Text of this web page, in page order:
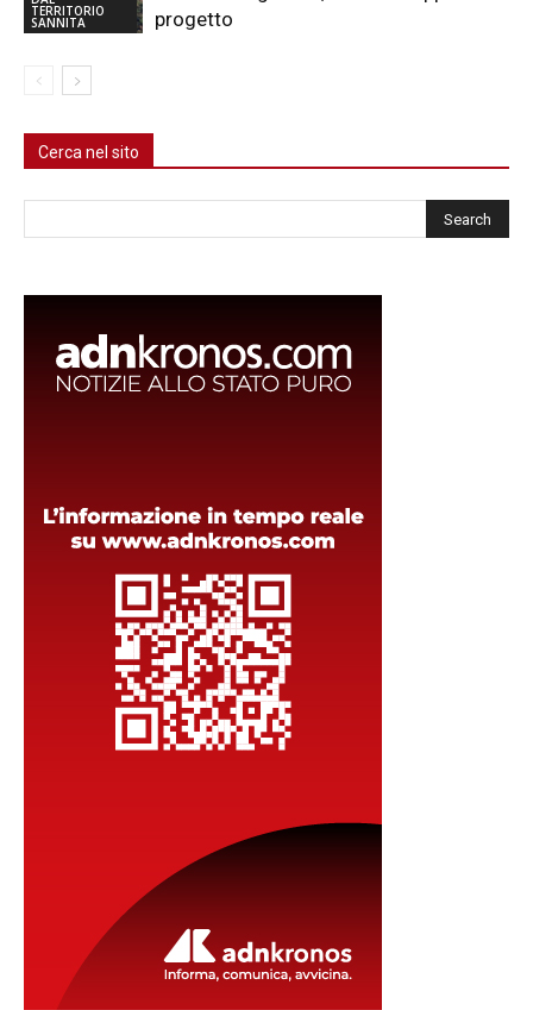
TERRITORIO
SANNITA
progetto
Cerca nel sito